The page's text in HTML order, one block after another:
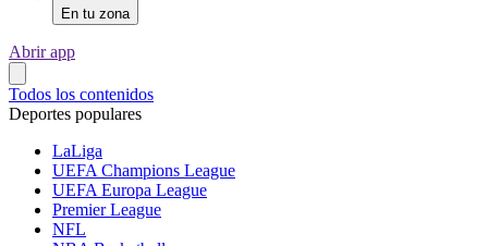
En tu zona
Abrir app
Todos los contenidos
Deportes populares
LaLiga
UEFA Champions League
UEFA Europa League
Premier League
NFL